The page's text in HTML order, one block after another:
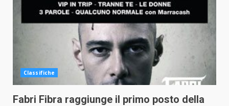
Classifiche
Fabri Fibra raggiunge il primo posto della